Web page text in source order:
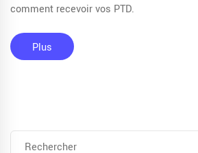
comment recevoir vos PTD.
Plus